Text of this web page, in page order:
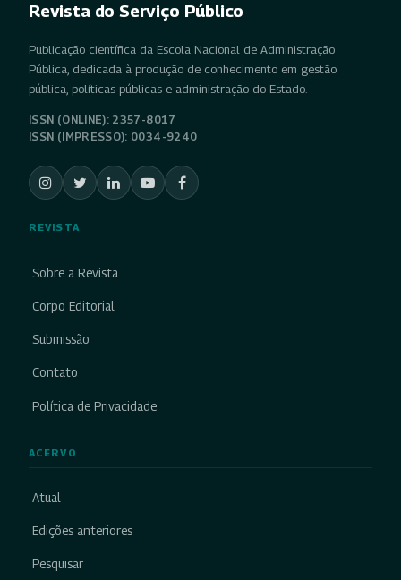
Revista do Serviço Público
Publicação científica da Escola Nacional de Administração
Pública, dedicada à produção de conhecimento em gestão
pública, políticas públicas e administração do Estado.
ISSN (ONLINE): 2357-8017
ISSN (IMPRESSO): 0034-9240
REVISTA
Sobre a Revista
Corpo Editorial
Submissão
Contato
Política de Privacidade
ACERVO
Atual
Edições anteriores
Pesquisar